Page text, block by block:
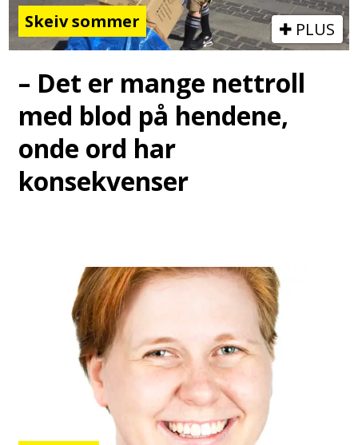
Skeiv sommer PLUS
– Det er mange nettroll
med blod på hendene,
onde ord har
konsekvenser